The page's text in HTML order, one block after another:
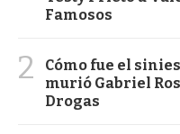
Famosos
2
Cómo fue el
murió Gabriel
Drogas